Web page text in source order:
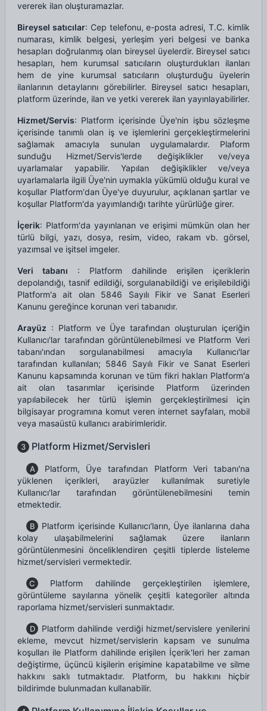
vererek ilan oluşturamazlar.
Bireysel satıcılar: Cep telefonu, e-posta adresi, T.C. kimlik
numarası, kimlik belgesi, yerleşim yeri belgesi ve banka
hesapları doğrulanmış olan bireysel üyelerdir. Bireysel satıcı
hesapları, hem kurumsal satıcıların oluşturdukları ilanları
hem de yine kurumsal satıcıların oluşturduğu üyelerin
ilanlarının detaylarını görebilirler. Bireysel satıcı hesapları,
platform üzerinde, ilan ve yetki vererek ilan yayınlayabilirler.
Hizmet/Servis: Platform içerisinde Üye'nin işbu sözleşme
içerisinde tanımlı olan iş ve işlemlerini gerçekleştirmelerini
sağlamak amacıyla sunulan uygulamalardır. Plaform
sunduğu Hizmet/Servis'lerde değişiklikler ve/veya
uyarlamalar yapabilir. Yapılan değişiklikler ve/veya
uyarlamalarla ilgili Üye'nin uymakla yükümlü olduğu kural ve
koşullar Platform'dan Üye'ye duyurulur, açıklanan şartlar ve
koşullar Platform'da yayımlandığı tarihte yürürlüğe girer.
İçerik: Platform'da yayınlanan ve erişimi mümkün olan her
türlü bilgi, yazı, dosya, resim, video, rakam vb. görsel,
yazımsal ve işitsel imgeler.
Veri tabanı : Platform dahilinde erişilen içeriklerin
depolandığı, tasnif edildiği, sorgulanabildiği ve erişilebildiği
Platform'a ait olan 5846 Sayılı Fikir ve Sanat Eserleri
Kanunu gereğince korunan veri tabanıdır.
Arayüz : Platform ve Üye tarafından oluşturulan içeriğin
Kullanıcı'lar tarafından görüntülenebilmesi ve Platform Veri
tabanı'ından sorgulanabilmesi amacıyla Kullanıcı'lar
tarafından kullanılan; 5846 Sayılı Fikir ve Sanat Eserleri
Kanunu kapsamında korunan ve tüm fikri hakları Platform'a
ait olan tasarımlar içerisinde Platform üzerinden
yapılabilecek her türlü işlemin gerçekleştirilmesi için
bilgisayar programına komut veren internet sayfaları, mobil
veya masaüstü kullanıcı arabirimleridir.
3 Platform Hizmet/Servisleri
A
Platform, Üye tarafından Platform Veri tabanı'na
yüklenen içerikleri, arayüzler kullanılmak suretiyle
Kullanıcı'lar tarafından görüntülenebilmesini temin
etmektedir.
B
Platform içerisinde Kullanıcı'ların, Üye ilanlarına daha
kolay ulaşabilmelerini sağlamak üzere ilanların
görüntülenmesini önceliklendiren çeşitli tiplerde listeleme
hizmet/servisleri vermektedir.
C
Platform dahilinde gerçekleştirilen işlemlere,
görüntüleme sayılarına yönelik çeşitli kategoriler altında
raporlama hizmet/servisleri sunmaktadır.
D
Platform dahilinde verdiği hizmet/servislere yenilerini
ekleme, mevcut hizmet/servislerin kapsam ve sunulma
koşulları ile Platform dahilinde erişilen İçerik'leri her zaman
değiştirme, üçüncü kişilerin erişimine kapatabilme ve silme
hakkını saklı tutmaktadır. Platform, bu hakkını hiçbir
bildirimde bulunmadan kullanabilir.